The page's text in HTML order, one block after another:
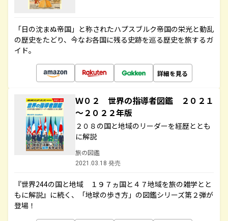
「日の沈まぬ帝国」と称されたハプスブルク帝国の栄光と動乱
の歴史をたどり、今なお各国に残る史跡を巡る歴史を旅するガ
イド。
詳細を見る
Ｗ０２ 世界の指導者図鑑 ２０２１
～２０２２年版
２０８の国と地域のリーダーを経歴ととも
に解説
旅の図鑑
2021.03.18 発売
『世界244の国と地域 １９７ヵ国と４７地域を旅の雑学とと
もに解説』に続く、「地球の歩き方」の図鑑シリーズ第２弾が
登場！